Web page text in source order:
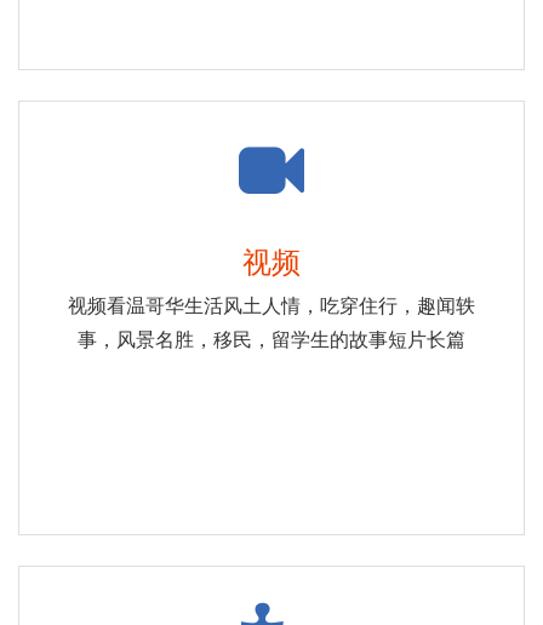
视频
视频看温哥华生活风土人情，吃穿住行，趣闻轶
事，风景名胜，移民，留学生的故事短片长篇